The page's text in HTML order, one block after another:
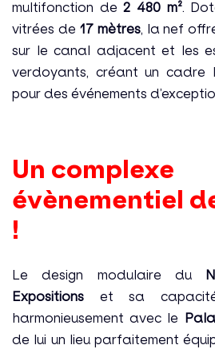
multifonction de2 480 m².
vitrées de 17 mètres, la nef
sur le canal adjacent et les
verdoyants, créant un cadre
pour des événements
Un complexe
évènementiel
!
Le design modulaire du
Expositions et sa
harmonieusement avec le
de lui un lieu parfaitement